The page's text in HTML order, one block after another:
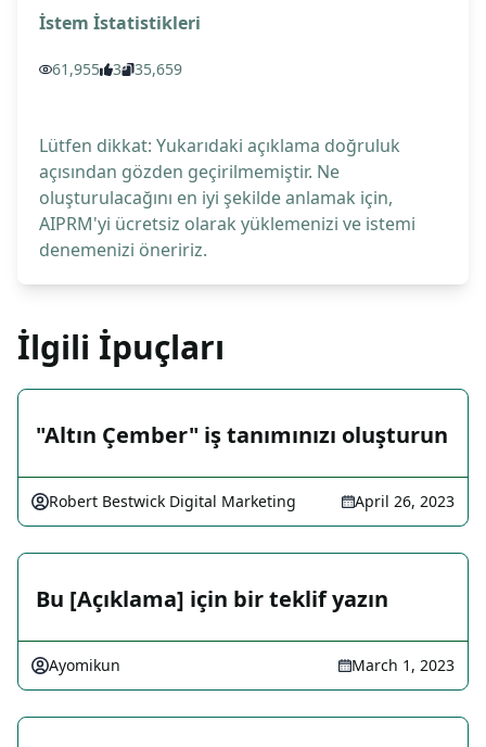
İstem İstatistikleri
61,955 3 35,659
Lütfen dikkat: Yukarıdaki açıklama doğruluk
açısından gözden geçirilmemiştir. Ne
oluşturulacağını en iyi şekilde anlamak için,
AIPRM'yi ücretsiz olarak yüklemenizi ve istemi
denemenizi öneririz.
İlgili İpuçları
"Altın Çember" iş tanımınızı oluşturun
Robert Bestwick Digital Marketing April 26, 2023
Bu [Açıklama] için bir teklif yazın
Ayomikun March 1, 2023